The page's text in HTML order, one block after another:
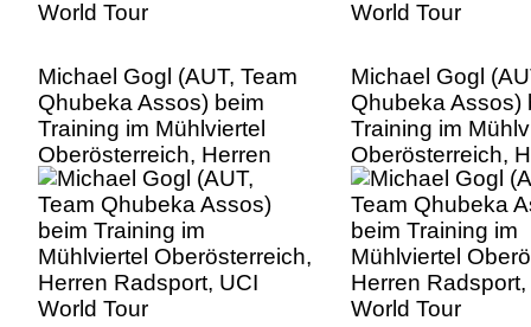
Michael Gogl (AUT, Team
Qhubeka Assos) beim
Training im Mühlviertel
Oberösterreich, Herren
Radsport, UCI World Tour
Michael Gogl
Qhubeka Assos)
Training im
Oberösterreich,
Radsport, UCI